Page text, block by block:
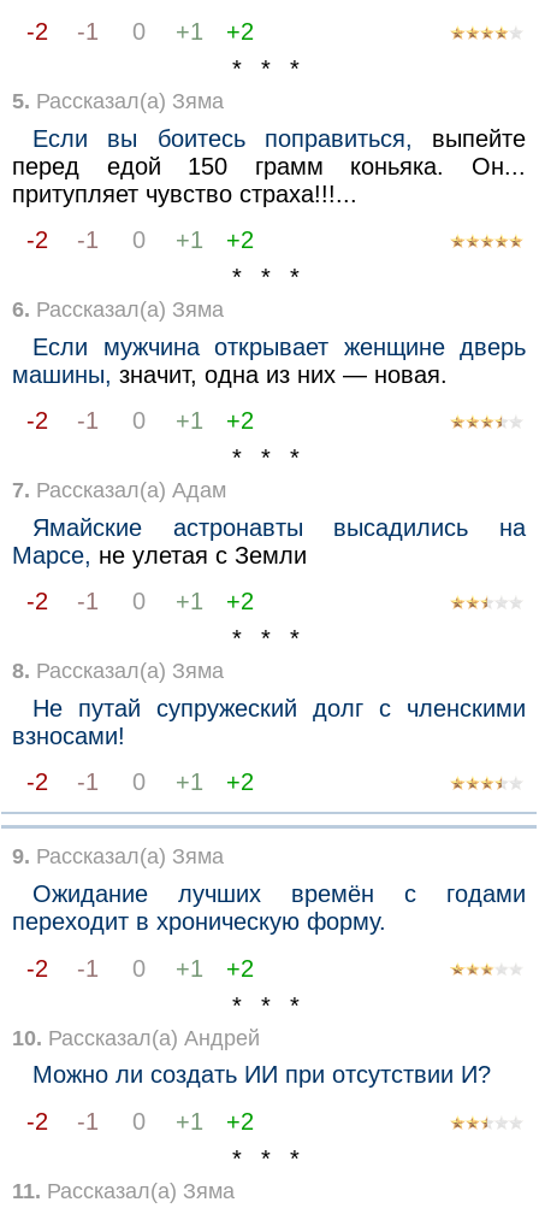
-2
-1 0 +1
+2
* * *
5. Рассказал(а) Зяма
Если вы боитесь поправиться, выпейте
перед едой 150 грамм коньяка. Он...
притупляет чувство страха!!!...
-2
-1 0 +1
+2
* * *
6. Рассказал(а) Зяма
Если мужчина открывает женщине дверь
машины, значит, одна из них — новая.
-2
-1 0 +1
+2
* * *
7. Рассказал(а) Адам
Ямайские астронавты высадились на
Марсе, не улетая с Земли
-2
-1 0 +1
+2
* * *
8. Рассказал(а) Зяма
Не путай супружеский долг с членскими
взносами!
-2
-1 0 +1 +2
9. Рассказал(а) Зяма
Ожидание лучших времён с годами
переходит в хроническую форму.
-2
-1 0 +1
+2
* * *
10. Рассказал(а) Андрей
Можно ли создать ИИ при отсутствии И?
-2
-1 0 +1
+2
* * *
11. Рассказал(а) Зяма